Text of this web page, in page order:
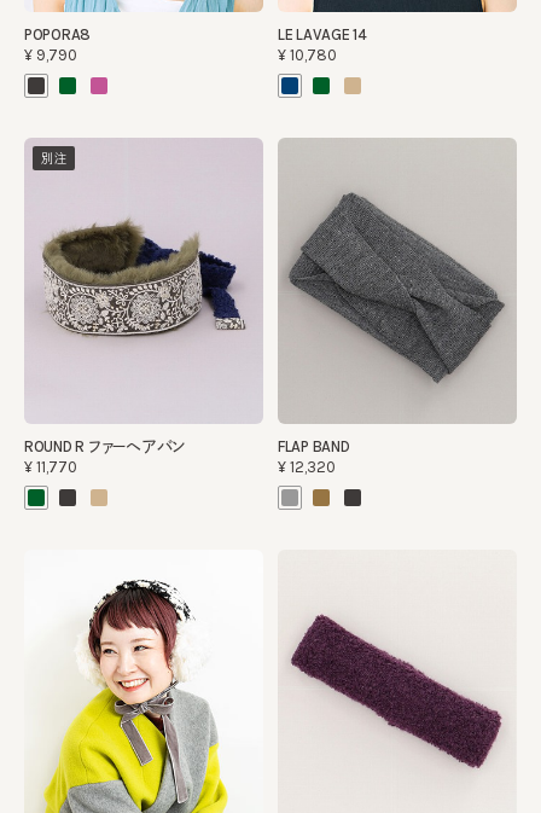
POPORA8
¥9,790
LE LAVAGE 14
¥10,780
別注
ROUND R ファーヘアバン
¥11,770
FLAP BAND
¥12,320